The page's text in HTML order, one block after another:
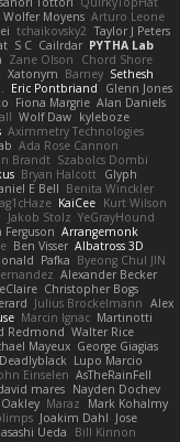
Wolfer Moyens Arturo Leone
tchaikovsky2 Taylor J Peters
S C Cailrdar PYTHA Lab
Zane Olson
Chord Shore
Xatonym Barney Sethesh
Eric Pontbriand
Glenn Jones
Fiona Margrie Alan Daniels
Wolf Daw kyleboze
Aximmetry Technologies
Ada Rose Cannon
Brandt Szabolcs Dombi
Bryan Halcott Glyph
E Bell Benita Winckler
KaiCee Kurt Wilson
Jakob Stolz YeGrayHound
Ferguson Arrangemonk
Ben Visser Albatross 3D
Pafka Byeong Chul JIN
Alexander Becker
Christopher Bogs
Julius Brockelmann Alex
Marcin Ignac Martinotti
Redmond Walter Rice
Mayeux George Giagias
Deadlyblack Lupo Marcio
Einselen AsTheRainFell
mares Nayden Dochev
Maraz
Mark Kohalmy
Joakim Dahl Jose
Ueda
Bill Kinnon